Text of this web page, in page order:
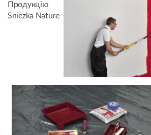
Продукцію
Sniezka Nature